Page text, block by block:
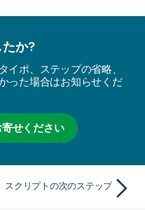
か?
イポ、ステップの省略、
った場合はお知らせくだ
せください
スクリプトの次のステップ